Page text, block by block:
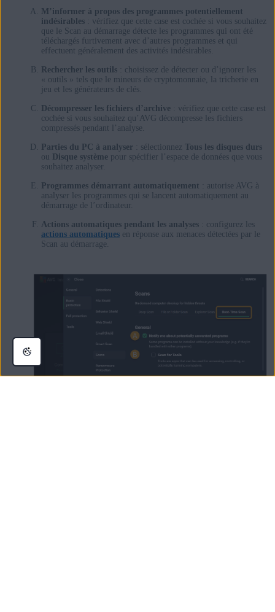
M’informer à propos des programmes potentiellement
indésirables: vérifiez que cette case est cochée si vous souhaitez
que le Scan au démarrage détecte les programmes qui ont été
téléchargés furtivement avec d’autres programmes et qui
effectuent généralement des activités indésirables.
Rechercher les outils: choisissez de détecter ou d’ignorer les
« outils » tels que le mineurs de cryptomonnaie, la tricherie en
jeu et les générateurs de clés.
Décompresser les fichiers d’archive: vérifiez que cette case est
cochée si vous souhaitez qu’AVG décompresse les fichiers
compressés pendant l’analyse.
Parties du PC à analyser: sélectionnez Tous les disques durs
ou Disque systèmepour spécifier l’espace de données que vous
souhaitez analyser.
Programmes démarrant automatiquement : autorise AVG à
analyser les programmes qui se lancent automatiquement au
démarrage de l’ordinateur.
Actions automatiques pendant les analyses: configurez les
actions automatiquesen réponse aux menaces détectées par le
Scan au démarrage.